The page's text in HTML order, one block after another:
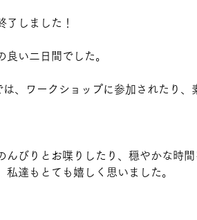
了しました！
い二日間でした。
、ワークショップに参加されたり、
びりとお喋りしたり、穏やかな時間
達もとても嬉しく思いました。